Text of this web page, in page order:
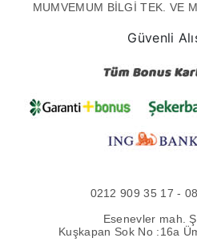
MUMVEMUM BİLGİ TEK. VE
Güvenli
0212 909 35 17 -
Esenevler mah.
Kuşkapan Sok No :16a